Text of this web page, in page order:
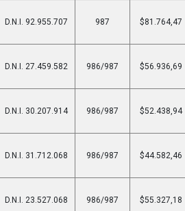
D.N.I. 92.955.707 987 $81.764,47
D.N.I. 27.459.582 986/987 $56.936,69
D.N.I. 30.207.914 986/987 $52.438,94
D.N.I. 31.712.068 986/987 $44.582,46
D.N.I. 23.527.068 986/987 $55.327,18